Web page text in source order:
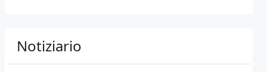
Notiziario